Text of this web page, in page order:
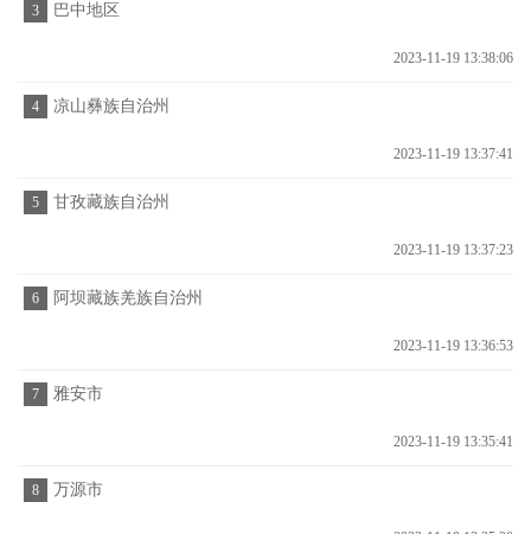
3 巴中地区
2023-11-19 13:38:06
4 凉山彝族自治州
2023-11-19 13:37:41
5 甘孜藏族自治州
2023-11-19 13:37:23
6 阿坝藏族羌族自治州
2023-11-19 13:36:53
7 雅安市
2023-11-19 13:35:41
8 万源市